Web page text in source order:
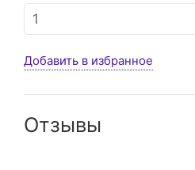
Добавить в избранное
Отзывы